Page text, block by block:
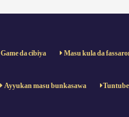
Game da cibiya Masu kula da
Ayyukan masu bunkasawa